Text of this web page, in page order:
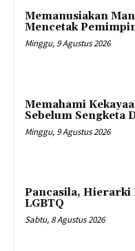
Memanusiakan
Mencetak
Minggu, 9 Agustus 2026
Memahami
Sebelum Sengketa
Minggu, 9 Agustus 2026
Pancasila, Hierarki
LGBTQ
Sabtu, 8 Agustus 2026